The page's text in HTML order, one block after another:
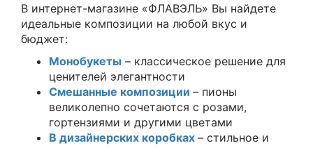
В интернет-магазине «ФЛАВЭЛЬ» Вы найдете
идеальные композиции на любой вкус и
бюджет:
Монобукеты – классическое решение для
ценителей элегантности
Смешанные композиции – пионы
великолепно сочетаются с розами,
гортензиями и другими цветами
В дизайнерских коробках – стильное и